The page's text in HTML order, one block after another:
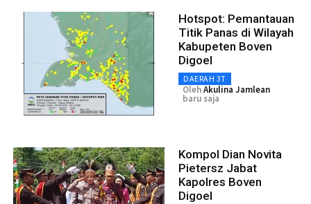
Hotspot: Pemantauan
Titik Panas di Wilayah
Kabupeten Boven
Digoel
DAERAH 3T
OlehAkulina Jamlean
baru saja
Kompol Dian Novita
Pietersz Jabat
Kapolres Boven
Digoel